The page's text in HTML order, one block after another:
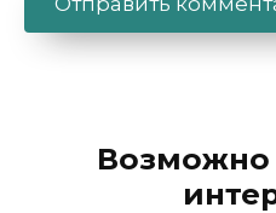
Возможно